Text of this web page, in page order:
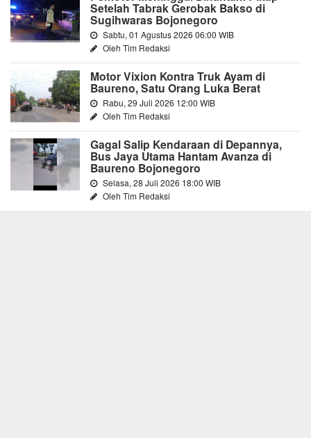
Setelah Tabrak Gerobak Bakso di
Sugihwaras Bojonegoro
Sabtu, 01 Agustus 2026 06:00 WIB
Oleh Tim Redaksi
Motor Vixion Kontra Truk Ayam di
Baureno, Satu Orang Luka Berat
Rabu, 29 Juli 2026 12:00 WIB
Oleh Tim Redaksi
Gagal Salip Kendaraan di Depannya,
Bus Jaya Utama Hantam Avanza di
Baureno Bojonegoro
Selasa, 28 Juli 2026 18:00 WIB
Oleh Tim Redaksi